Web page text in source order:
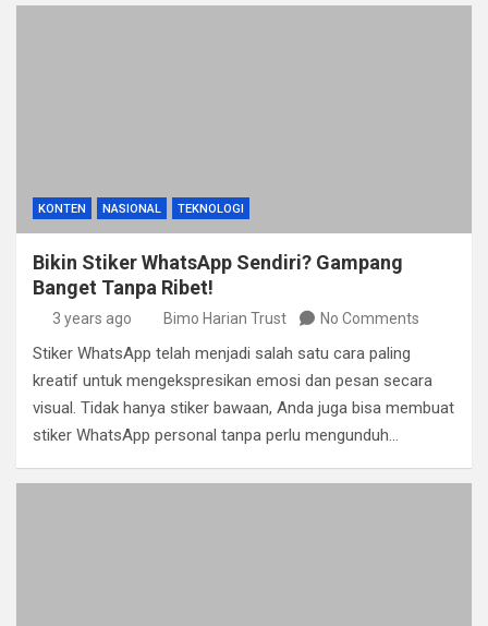
KONTEN NASIONAL TEKNOLOGI
Bikin Stiker WhatsApp Sendiri? Gampang
Banget Tanpa Ribet!
3 years ago Bimo Harian Trust No Comments
Stiker WhatsApp telah menjadi salah satu cara paling
kreatif untuk mengekspresikan emosi dan pesan secara
visual. Tidak hanya stiker bawaan, Anda juga bisa membuat
stiker WhatsApp personal tanpa perlu mengunduh…